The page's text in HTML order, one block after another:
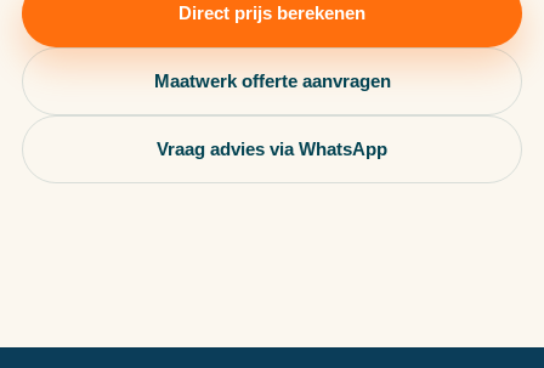
Direct prijs berekenen
Maatwerk offerte aanvragen
Vraag advies via WhatsApp